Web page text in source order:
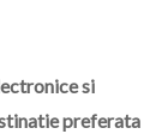
si
preferata